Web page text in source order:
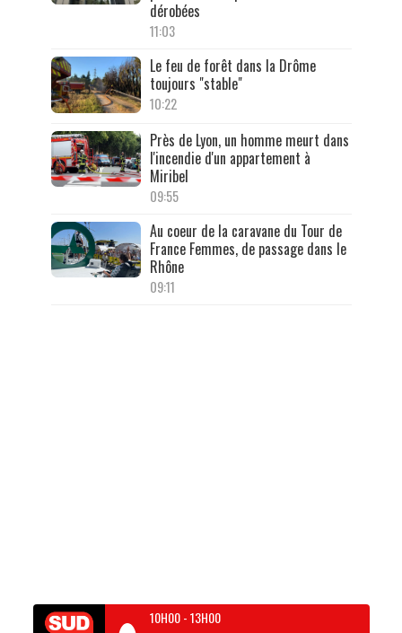
dérobées
11:03
Le feu de forêt dans la Drôme
toujours "stable"
10:22
Près de Lyon, un homme meurt dans
l'incendie d'un appartement à
Miribel
09:55
Au coeur de la caravane du Tour de
France Femmes, de passage dans le
Rhône
09:11
10H00-13H00